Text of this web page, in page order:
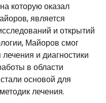
которую оказал
является
и открытий
Майоров смог
и диагностики
в области
основой для
лечения.